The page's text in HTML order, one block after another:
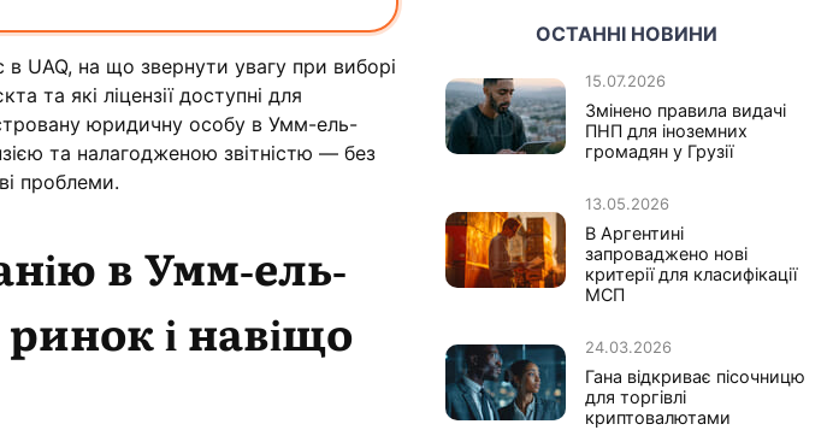
в UAQ, на що звернути увагу при виборі
та які ліцензії доступні для
юридичну особу в Умм-ель-
та налагодженою звітністю — без
проблеми.
в Умм-ель-
і навіщо
ОСТАННІ НОВИНИ
15.07.2026
Змінено правила видачі
ПНП для іноземних
громадян у Грузії
13.05.2026
В Аргентині
запроваджено нові
критерії для класифікації
МСП
24.03.2026
Гана відкриває пісочницю
для торгівлі
криптовалютами